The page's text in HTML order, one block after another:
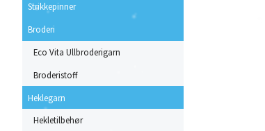
Strikkepinner
Broderi
Eco Vita Ullbroderigarn
Broderistoff
Heklegarn
Hekletilbehør